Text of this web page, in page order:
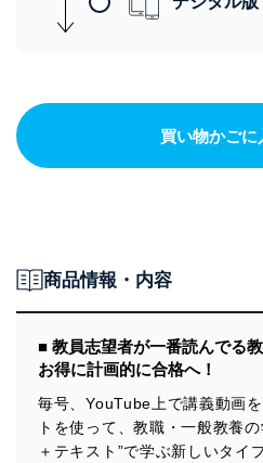
買い物かごに
商品情報・内容
■ 教員志望者が一番読んでる
お得に計画的に合格へ！
毎号、YouTube上で講義動画
トを使って、教職・一般教養
＋テキスト”で学ぶ新しいタイ